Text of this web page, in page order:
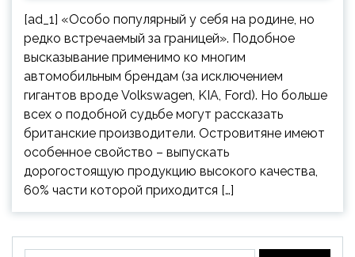
[ad_1] «Особо популярный у себя на родине, но
редко встречаемый за границей». Подобное
высказывание применимо ко многим
автомобильным брендам (за исключением
гигантов вроде Volkswagen, KIA, Ford). Но больше
всех о подобной судьбе могут рассказать
британские производители. Островитяне имеют
особенное свойство – выпускать
дорогостоящую продукцию высокого качества,
60% части которой приходится […]